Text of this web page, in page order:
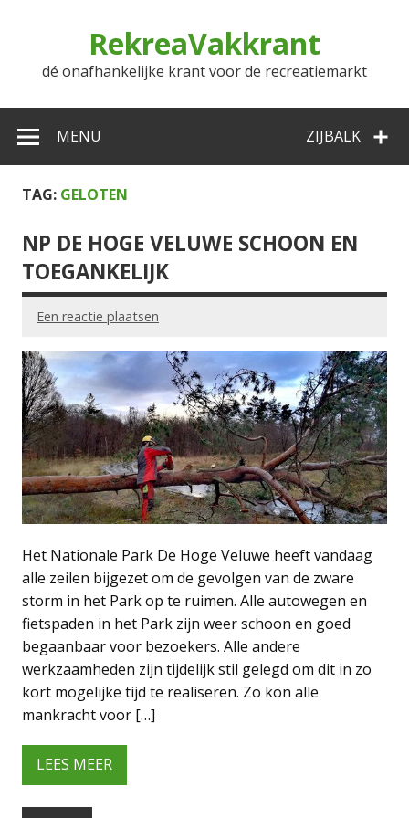
RekreaVakkrant
dé onafhankelijke krant voor de recreatiemarkt
ZIJBALK
MENU
TAG: GELOTEN
NP DE HOGE VELUWE SCHOON EN
TOEGANKELIJK
Een reactie plaatsen
Het Nationale Park De Hoge Veluwe heeft vandaag
alle zeilen bijgezet om de gevolgen van de zware
storm in het Park op te ruimen. Alle autowegen en
fietspaden in het Park zijn weer schoon en goed
begaanbaar voor bezoekers. Alle andere
werkzaamheden zijn tijdelijk stil gelegd om dit in zo
kort mogelijke tijd te realiseren. Zo kon alle
mankracht voor […]
LEES MEER